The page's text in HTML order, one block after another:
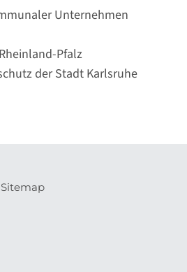
Unternehmen
Pfalz
der Stadt Karlsruhe
Sitemap